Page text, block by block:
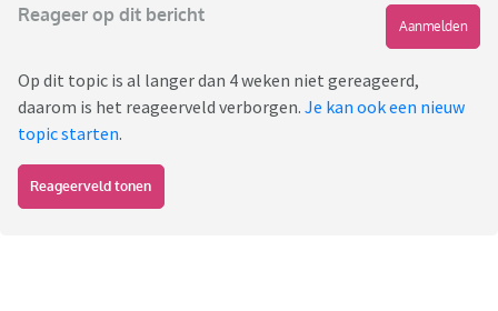
Reageer op dit bericht
Aanmelden
Op dit topic is al langer dan 4 weken niet gereageerd,
daarom is het reageerveld verborgen. Je kan ook een nieuw
topic starten.
Reageerveld tonen